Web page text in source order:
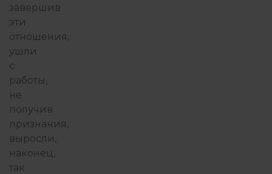
завершив
эти
отношения,
ушли
с
работы,
не
получив
признания,
выросли,
наконец,
так